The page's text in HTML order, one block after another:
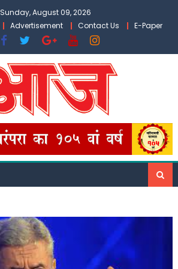
Sunday, August 09, 2026
Advertisement Contact Us E-Paper